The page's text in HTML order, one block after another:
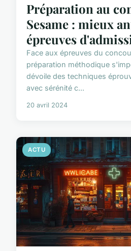
Préparation au
Sesame : mieux
épreuves
Face aux épreuves du
préparation méthodique
dévoile des techniques
avec sérénité c...
20 avril 2024
ACTU